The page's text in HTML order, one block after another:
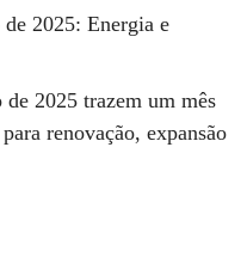
2025: Energia e
2025 trazem um mês
renovação, expansão